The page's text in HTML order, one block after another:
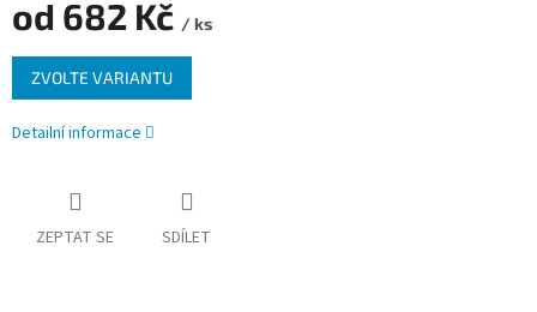
od 682 Kč / ks
Měrná
cena:
ZVOLTE VARIANTU
Detailní informace
ZEPTAT SE SDÍLET